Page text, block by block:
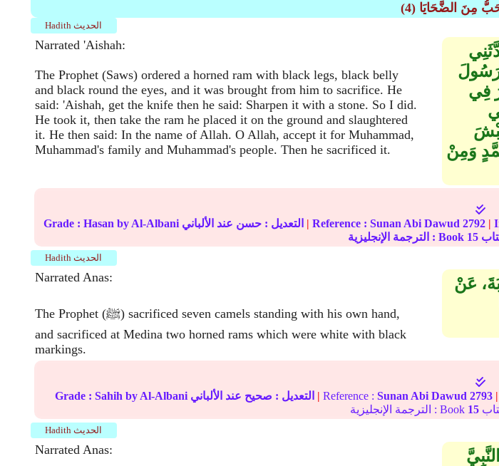
مِنَ الضَّحَايَا
Hadith الحديث
Narrated 'Aishah:
The Prophet (Saws) ordered a horned ram with black legs, black belly
and black round the eyes, and it was brought from him to sacrifice. He
said: 'Aishah, get the knife then he said: Sharpen it with a stone. So I did.
He took it, then take the ram he placed it on the ground and slaughtered
it. He then said: In the name of Allah. O Allah, accept it for Muhammad,
Muhammad's family and Muhammad's people. Then he sacrificed it.
رَسُولَ
فِي
وَمِنْ
Grade : Hasan by Al-Albani التعديل : حسن | Reference : Sunan Abi Dawud 2792 |
الترجمة الإنجليزية : Book 15
Hadith الحديث
Narrated Anas:
The Prophet (ﷺ) sacrificed seven camels standing with his own hand,
and sacrificed at Medina two horned rams which were white with black
markings.
عَنْ
Grade : Sahih by Al-Albani التعديل : صحيح عند الألباني | Reference : Sunan Abi Dawud 2793 |
الترجمة الإنجليزية : Book 15
Hadith الحديث
Narrated Anas: